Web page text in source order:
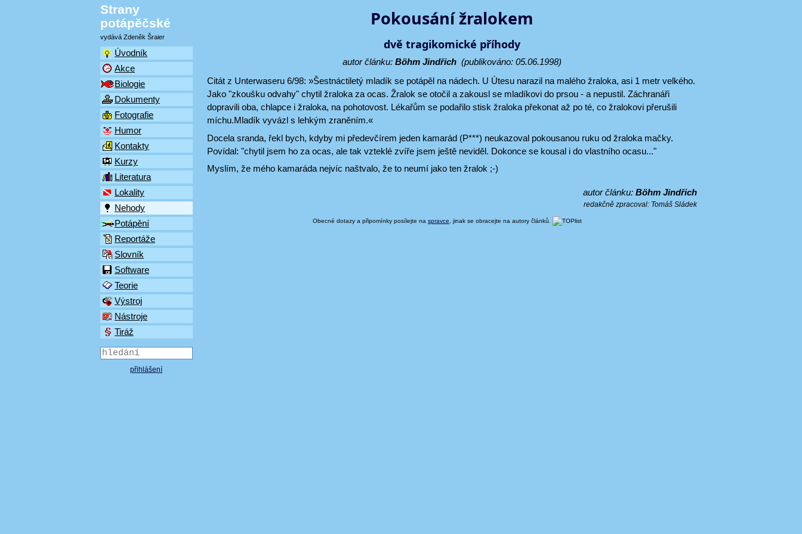
Strany
potápěčské
vydává Zdeněk Šraier
Úvodník
Akce
Biologie
Dokumenty
Fotografie
Humor
Kontakty
Kurzy
Literatura
Lokality
Nehody
Potápění
Reportáže
Slovník
Software
Teorie
Výstroj
Nástroje
Tiráž
přihlášení
Pokousání žralokem
dvě tragikomické příhody
autor článku: Böhm Jindřich(publikováno: 05.06.1998)
Citát z Unterwaseru 6/98: »Šestnáctiletý mladík se potápěl na nádech. U Útesu narazil na malého žraloka, asi 1 metr velkého.
Jako "zkoušku odvahy" chytil žraloka za ocas. Žralok se otočil a zakousl se mladíkovi do prsou - a nepustil. Záchranáři
dopravili oba, chlapce i žraloka, na pohotovost. Lékařům se podařilo stisk žraloka překonat až po té, co žralokovi přerušili
míchu.Mladík vyvázl s lehkým zraněním.«
Docela sranda, řekl bych, kdyby mi předevčírem jeden kamarád (P***) neukazoval pokousanou ruku od žraloka mačky.
Povídal: "chytil jsem ho za ocas, ale tak vzteklé zvíře jsem ještě neviděl. Dokonce se kousal i do vlastního ocasu..."
Myslím, že mého kamaráda nejvíc naštvalo, že to neumí jako ten žralok ;-)
autor článku: Böhm Jindřich
redakčně zpracoval: Tomáš Sládek
Obecné dotazy a připomínky posílejte na spravce , jinak se obracejte na autory článků.